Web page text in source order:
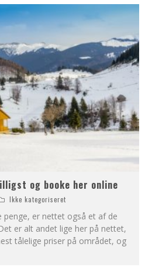
og booke her online
Ikke kategoriseret
penge, er nettet også et af de
er alt andet lige her på nettet,
tålelige priser på området, og